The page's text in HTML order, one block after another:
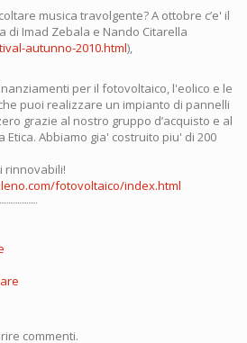
musica travolgente? A ottobre c’e' il
di Imad Zebala e Nando Citarella
autunno-2010.html),
per il fotovoltaico, l'eolico e le
puoi realizzare un impianto di pannelli
grazie al nostro gruppo d’acquisto e al
Abbiamo gia' costruito piu' di 200
rinnovabili!
fotovoltaico/index.html
commenti.